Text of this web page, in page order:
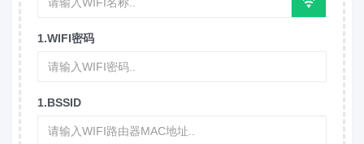
1.WIFI密码
1.BSSID